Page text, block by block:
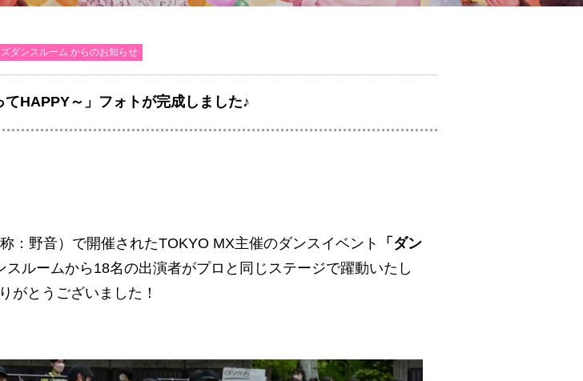
ダンスルーム からのお知らせ
HAPPY～」フォトが完成しました♪
：野音）で開催されたTOKYO MX主催のダンスイベント
「ダン
スルームから18名の出演者がプロと同じステージで躍動いたし
がとうございました！